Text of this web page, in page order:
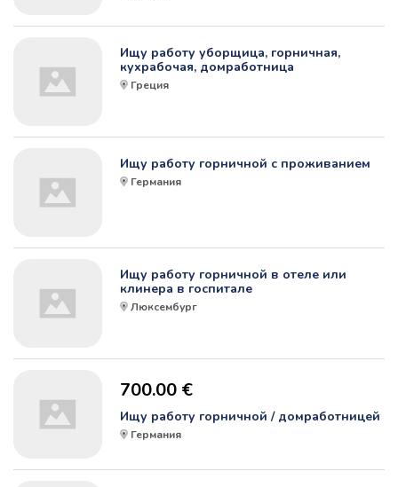
Ищу работу уборщица, горничная,
кухрабочая, домработница
Греция
Ищу работу горничной с проживанием
Германия
Ищу работу горничной в отеле или
клинера в госпитале
Люксембург
700.00 €
Ищу работу горничной / домработницей
Германия